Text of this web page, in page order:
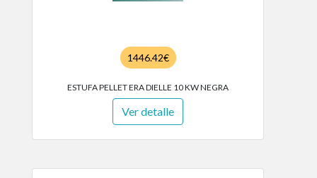
1446.42€
ESTUFA PELLET ERA DIELLE 10 KW NEGRA
Ver detalle